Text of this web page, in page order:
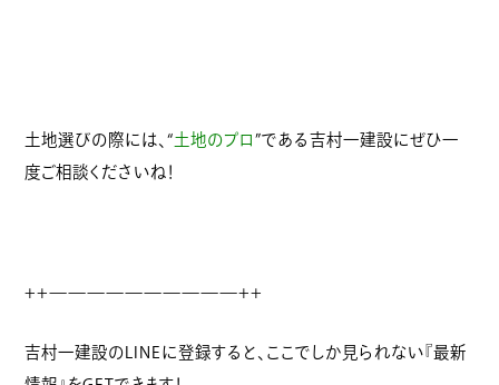
土地選びの際には、“土地のプロ”である吉村一建設にぜひ一
度ご相談くださいね！
++——————————++
吉村一建設のLINEに登録すると、ここでしか見られない『最新